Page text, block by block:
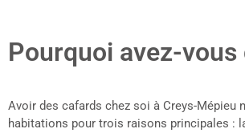
Pourquoi avez-
Avoir des cafards chez soi à Creys-Mépieu
habitations pour trois raisons principales :